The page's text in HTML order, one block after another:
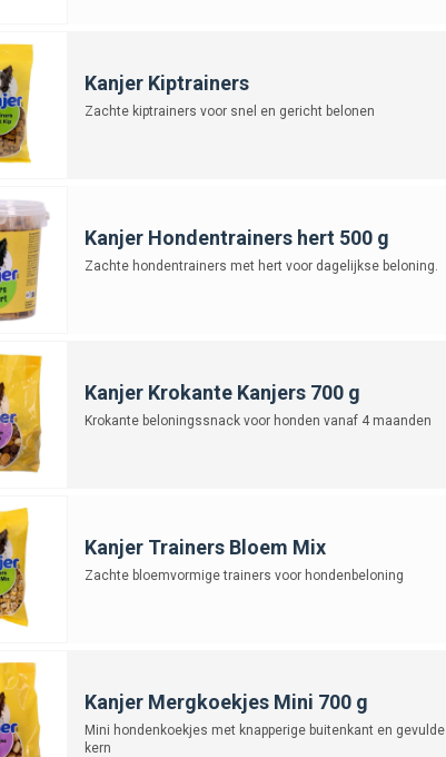
Kanjer Kiptrainers
Zachte kiptrainers voor snel en gericht belonen
Kanjer Hondentrainers hert 500 g
Zachte hondentrainers met hert voor dagelijkse beloning.
Kanjer Krokante Kanjers 700 g
Krokante beloningssnack voor honden vanaf 4 maanden
Kanjer Trainers Bloem Mix
Zachte bloemvormige trainers voor hondenbeloning
Kanjer Mergkoekjes Mini 700 g
Mini hondenkoekjes met knapperige buitenkant en gevulde
kern